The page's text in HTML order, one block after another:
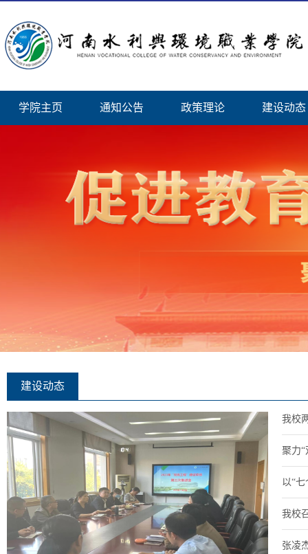
学院主页 通知公告 政策理论 建设动态
建设动态
我校
聚力
以“
我校
张凌